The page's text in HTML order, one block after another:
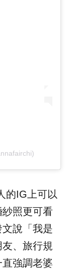
的IG上可以
照更可看
說「我是
、旅行規
強調老婆